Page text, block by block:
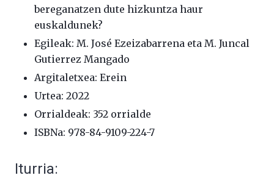
bereganatzen dute hizkuntza haur
euskaldunek?
Egileak: M. José Ezeizabarrena eta M. Juncal
Gutierrez Mangado
Argitaletxea: Erein
Urtea: 2022
Orrialdeak: 352 orrialde
ISBNa: 978-84-9109-224-7
Iturria: